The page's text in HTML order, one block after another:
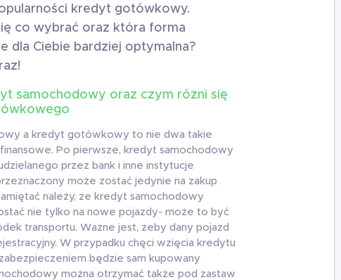
kredyt gotówkowy.
co wybrać oraz która forma
dla Ciebie bardziej optymalna?
samochodowy oraz czym różni się
a kredyt gotówkowy to nie dwa takie
Po pierwsze, kredyt samochodowy
przez bank i inne instytucje
może zostać jedynie na zakup
należy, że kredyt samochodowy
nie tylko na nowe pojazdy- może to być
transportu. Ważne jest, żeby dany pojazd
W przypadku chęci wzięcia kredytu
będzie sam kupowany
można otrzymać także pod zastaw